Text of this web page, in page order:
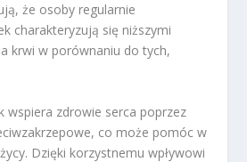
że osoby regularnie
charakteryzują się niższymi
krwi w porównaniu do tych,
wspiera zdrowie serca poprzez
co może pomóc w
Dzięki korzystnemu wpływowi